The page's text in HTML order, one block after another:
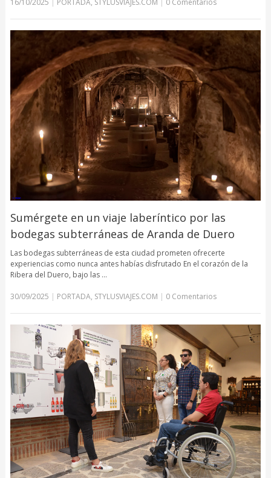
16/10/2025 PORTADA, STYLUSVIAJES.COM 0 Comentarios
Sumérgete en un viaje laberíntico por las
bodegas subterráneas de Aranda de Duero
Las bodegas subterráneas de esta ciudad prometen ofrecerte
experiencias como nunca antes habías disfrutado En el corazón de la
Ribera del Duero, bajo las …
30/09/2025 | PORTADA, STYLUSVIAJES.COM | 0 Comentarios